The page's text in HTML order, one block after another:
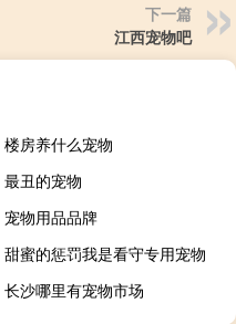
下一篇
江西宠物吧
楼房养什么宠物
最丑的宠物
宠物用品品牌
甜蜜的惩罚我是看守专用宠物
长沙哪里有宠物市场